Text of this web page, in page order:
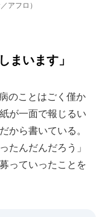
アフロ）
まいます」
のことはごく僅か
が一面で報じるい
から書いている。
たんだんだろう」
っていったことを